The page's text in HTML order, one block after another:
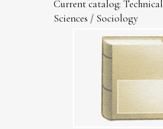
Current catalog: Technical
Sciences / Sociology